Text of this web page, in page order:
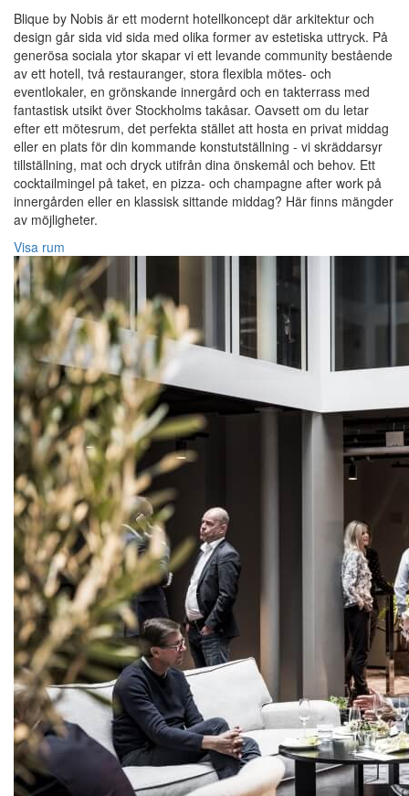
Blique by Nobis är ett modernt hotellkoncept där arkitektur och
design går sida vid sida med olika former av estetiska uttryck. På
generösa sociala ytor skapar vi ett levande community bestående
av ett hotell, två restauranger, stora flexibla mötes- och
eventlokaler, en grönskande innergård och en takterrass med
fantastisk utsikt över Stockholms takåsar. Oavsett om du letar
efter ett mötesrum, det perfekta stället att hosta en privat middag
eller en plats för din kommande konstutställning - vi skräddarsyr
tillställning, mat och dryck utifrån dina önskemål och behov. Ett
cocktailmingel på taket, en pizza- och champagne after work på
innergården eller en klassisk sittande middag? Här finns mängder
av möjligheter.
Visa rum